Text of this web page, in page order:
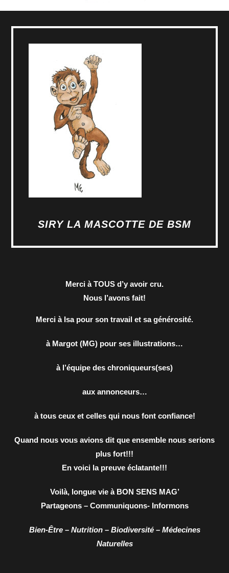
SIRY LA MASCOTTE DE BSM
Merci à TOUS d’y avoir cru.
Nous l’avons fait!
Merci à Isa pour son travail et sa générosité.
à Margot (MG) pour ses illustrations…
à l’équipe des chroniqueurs(ses)
aux annonceurs…
à tous ceux et celles qui nous font confiance!
Quand nous vous avions dit que ensemble nous serions
plus fort!!!
En voici la preuve éclatante!!!
Voilà, longue vie à BON SENS MAG’
Partageons – Communiquons- Informons
Bien-Être – Nutrition – Biodiversité – Médecines
Naturelles